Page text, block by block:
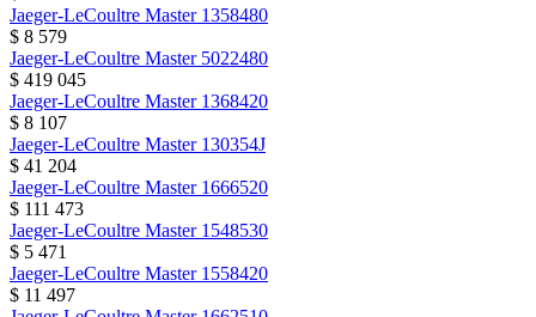
Jaeger-LeCoultre Master 1358480
$ 8 579
Jaeger-LeCoultre Master 5022480
$ 419 045
Jaeger-LeCoultre Master 1368420
$ 8 107
Jaeger-LeCoultre Master 130354J
$ 41 204
Jaeger-LeCoultre Master 1666520
$ 111 473
Jaeger-LeCoultre Master 1548530
$ 5 471
Jaeger-LeCoultre Master 1558420
$ 11 497